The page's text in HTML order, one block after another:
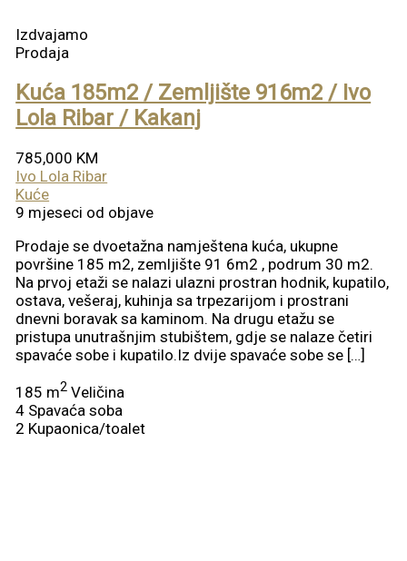
Izdvajamo
Prodaja
Kuća 185m2 / Zemljište 916m2 / Ivo
Lola Ribar / Kakanj
785,000 KM
Ivo Lola Ribar
Kuće
9 mjeseci od objave
Prodaje se dvoetažna namještena kuća, ukupne
površine 185 m2, zemljište 91 6m2 , podrum 30 m2.
Na prvoj etaži se nalazi ulazni prostran hodnik, kupatilo,
ostava, vešeraj, kuhinja sa trpezarijom i prostrani
dnevni boravak sa kaminom. Na drugu etažu se
pristupa unutrašnjim stubištem, gdje se nalaze četiri
spavaće sobe i kupatilo.Iz dvije spavaće sobe se […]
185 m2 Veličina
4 Spavaća soba
2 Kupaonica/toalet